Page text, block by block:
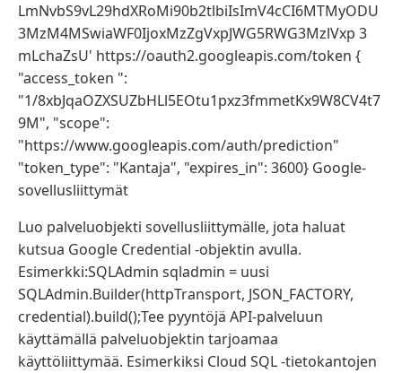
LmNvbS9vL29hdXRoMi90b2tlbiIsImV4cCI6MTMyODU
3MzM4MSwiaWF0IjoxMzZgVxpJWG5RWG3MzlVxp 3
mLchaZsU' https://oauth2.googleapis.com/token {
"access_token ":
"1/8xbJqaOZXSUZbHLl5EOtu1pxz3fmmetKx9W8CV4t7
9M", "scope":
"https://www.googleapis.com/auth/prediction"
"token_type": "Kantaja", "expires_in": 3600} Google-
sovellusliittymät
Luo palveluobjekti sovellusliittymälle, jota haluat
kutsua Google Credential -objektin avulla.
Esimerkki:SQLAdmin sqladmin = uusi
SQLAdmin.Builder(httpTransport, JSON_FACTORY,
credential).build();Tee pyyntöjä API-palveluun
käyttämällä palveluobjektin tarjoamaa
käyttöliittymää. Esimerkiksi Cloud SQL -tietokantojen